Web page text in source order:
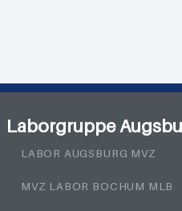
Laborgruppe
LABOR AUGSBURG MVZ
MVZ LABOR BOCHUM MLB